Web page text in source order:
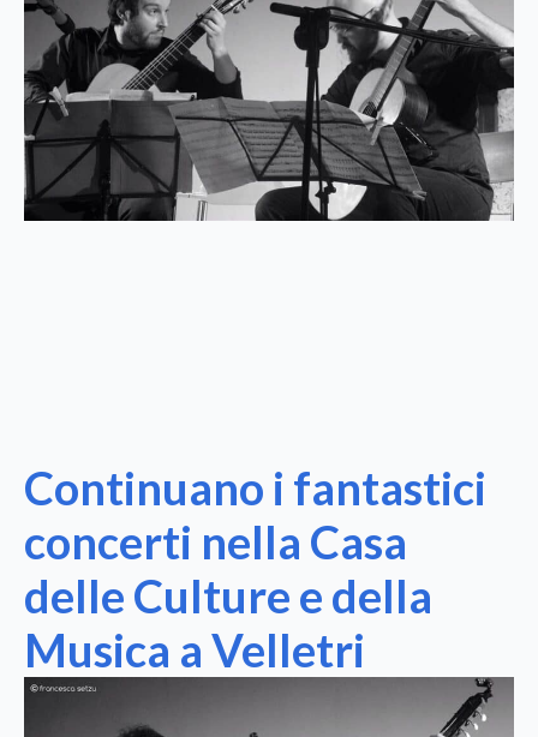
Continuano i fantastici
concerti nella Casa
delle Culture e della
Musica a Velletri